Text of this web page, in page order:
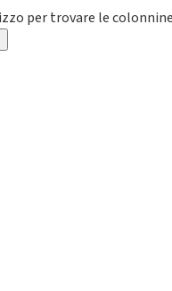
per trovare le